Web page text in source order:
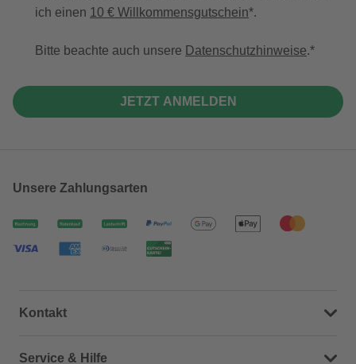
ich einen 10 € Willkommensgutschein*.
Bitte beachte auch unsere Datenschutzhinweise.
JETZT ANMELDEN
Unsere Zahlungsarten
Kontakt
Dein Kontakt zu uns
Service & Hilfe